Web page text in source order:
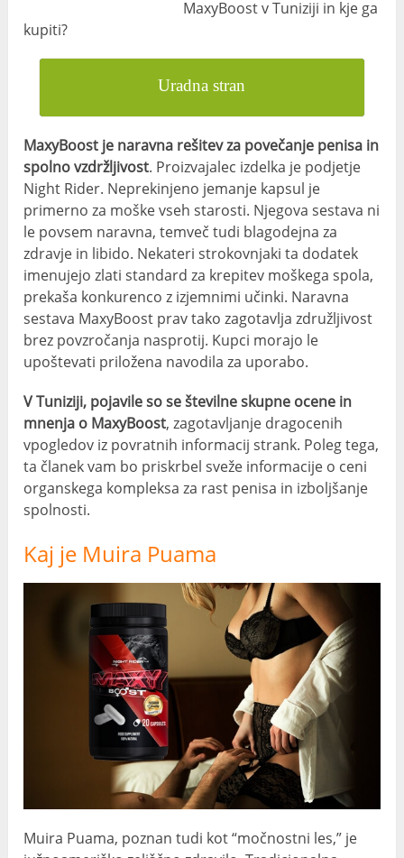
MaxyBoost v Tuniziji in kje ga
kupiti?
Uradna stran
MaxyBoost je naravna rešitev za povečanje penisa in
spolno vzdržljivost. Proizvajalec izdelka je podjetje
Night Rider. Neprekinjeno jemanje kapsul je
primerno za moške vseh starosti. Njegova sestava ni
le povsem naravna, temveč tudi blagodejna za
zdravje in libido. Nekateri strokovnjaki ta dodatek
imenujejo zlati standard za krepitev moškega spola,
prekaša konkurenco z izjemnimi učinki. Naravna
sestava MaxyBoost prav tako zagotavlja združljivost
brez povzročanja nasprotij. Kupci morajo le
upoštevati priložena navodila za uporabo.
V Tuniziji, pojavile so se številne skupne ocene in
mnenja o MaxyBoost, zagotavljanje dragocenih
vpogledov iz povratnih informacij strank. Poleg tega,
ta članek vam bo priskrbel sveže informacije o ceni
organskega kompleksa za rast penisa in izboljšanje
spolnosti.
Kaj je Muira Puama
Muira Puama, poznan tudi kot “močnostni les,” je